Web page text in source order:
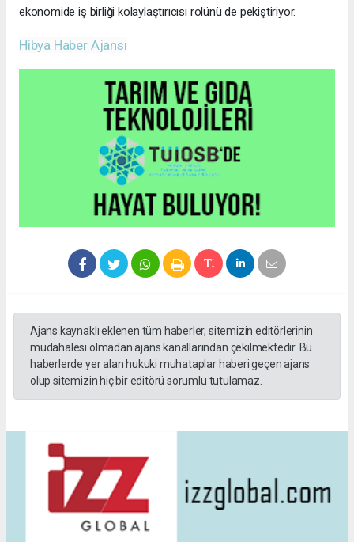
ekonomide iş birliği kolaylaştırıcısı rolünü de pekiştiriyor.
Hibya Haber Ajansı
Ajans kaynaklı eklenen tüm haberler, sitemizin editörlerinin
müdahalesi olmadan ajans kanallarından çekilmektedir. Bu
haberlerde yer alan hukuki muhataplar haberi geçen ajans
olup sitemizin hiç bir editörü sorumlu tutulamaz.